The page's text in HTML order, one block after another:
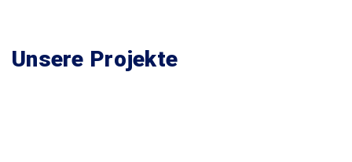
Unsere Projekte